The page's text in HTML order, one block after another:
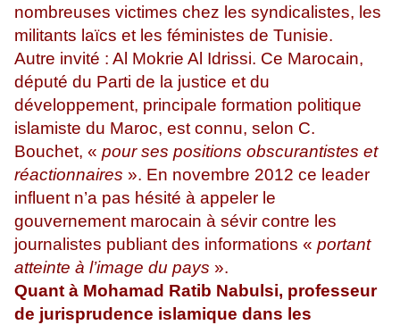
nombreuses victimes chez les syndicalistes, les
militants laïcs et les féministes de Tunisie.
Autre invité : Al Mokrie Al Idrissi. Ce Marocain,
député du Parti de la justice et du
développement, principale formation politique
islamiste du Maroc, est connu, selon C.
Bouchet, « pour ses positions obscurantistes et
réactionnaires ». En novembre 2012 ce leader
influent n’a pas hésité à appeler le
gouvernement marocain à sévir contre les
journalistes publiant des informations « portant
atteinte à l’image du pays ».
Quant à Mohamad Ratib Nabulsi, professeur
de jurisprudence islamique dans les